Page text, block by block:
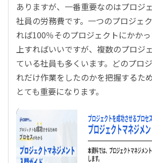
ありますが、一番重要なのはプロジ
社員の労務費です。一つのプロジェ
れば100％そのプロジェクトにかか
上すればいいですが、複数のプロジ
ている社員も多くいます。どのプロ
れだけ作業をしたのかを把握するた
とても重要になります。